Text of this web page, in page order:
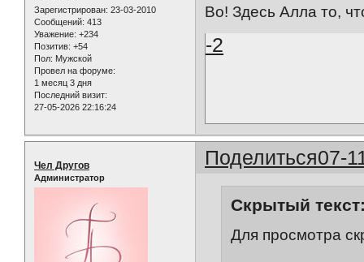
Зарегистрирован: 23-03-2010
Сообщений: 413
Уважение: +234
Позитив: +54
Пол: Мужской
Провел на форуме:
1 месяц 3 дня
Последний визит:
27-05-2026 22:16:24
Во! Здесь Алла то,
-2
Поделиться07-
Чел Другов
Администратор
Скрытый
Для просмотра